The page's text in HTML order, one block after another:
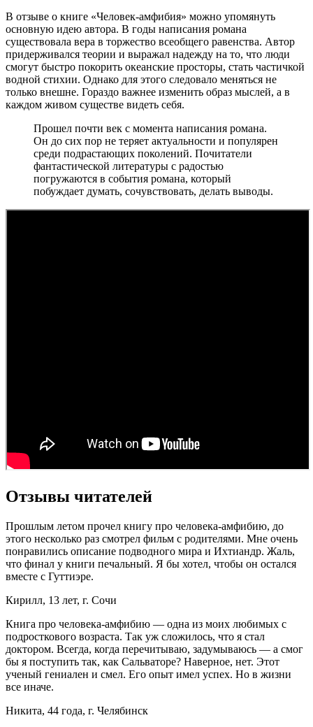
В отзыве о книге «Человек-амфибия» можно упомянуть
основную идею автора. В годы написания романа
существовала вера в торжество всеобщего равенства. Автор
придерживался теории и выражал надежду на то, что люди
смогут быстро покорить океанские просторы, стать частичкой
водной стихии. Однако для этого следовало меняться не
только внешне. Гораздо важнее изменить образ мыслей, а в
каждом живом существе видеть себя.
Прошел почти век с момента написания романа.
Он до сих пор не теряет актуальности и популярен
среди подрастающих поколений. Почитатели
фантастической литературы с радостью
погружаются в события романа, который
побуждает думать, сочувствовать, делать выводы.
Отзывы читателей
Прошлым летом прочел книгу про человека-амфибию, до
этого несколько раз смотрел фильм с родителями. Мне очень
понравились описание подводного мира и Ихтиандр. Жаль,
что финал у книги печальный. Я бы хотел, чтобы он остался
вместе с Гуттиэре.
Кирилл, 13 лет, г. Сочи
Книга про человека-амфибию — одна из моих любимых с
подросткового возраста. Так уж сложилось, что я стал
доктором. Всегда, когда перечитываю, задумываюсь — а смог
бы я поступить так, как Сальваторе? Наверное, нет. Этот
ученый гениален и смел. Его опыт имел успех. Но в жизни
все иначе.
Никита, 44 года, г. Челябинск